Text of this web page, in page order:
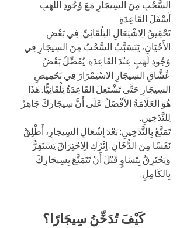
السَّحْبِ مِنَ السِيجَارِ مَعَ وُجُودِ اللَّهَبِ
أَسْفَلَ القَاعِدَةِ.
تَحْقِيقُ الِاشْتِعَالِ التِلْقَائِيِّ: فِي بَعْضِ
الأَحْيَانِ، يَتَسَبَّبُ السَّحْبُ مِنَ السِيجَارِ فِي
وُجُودِ لَهَبٍ عِنْدَ القَاعِدَةِ. يُفَضِّلُ بَعْضُ
عُشَّاقِ السِيجَارِ الاسْتِمْرَارَ فِي تَحْمِيصِ
السِيجَارِ حَتَّى تَشْتَعِلَ القَاعِدَةُ تِلْقَائِيًّا. هَذَا
هُوَ العَلَامَةُ الأَفْضَلُ عَلَى أَنَّ سِيجَارَكَ جَاهِزٌ
لِلتَّدْخِينِ.
تَمَتَّعْ بِالتَّدْخِينِ: بَعْدَ إِشْعَالِ السِيجَارِ، أَطْلِقْ
نَفَسًا مِنَ الدُّخَانِ. اِتْرُكِ الِاحْتِرَاقَ يَسْتَقِرُّ
وَيَحْتَرِقُ بِتَسَاوٍ قَبْلَ أَنْ تَتَمَتَّعَ بِسِيجَارِكَ
بِالكَامِلِ.
كَيْفَ تُدَخِّنُ سِيجَارًا؟